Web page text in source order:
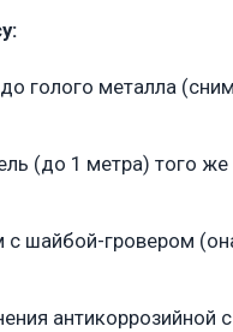
голого металла
(до 1 метра) того
с шайбой-гровером
антикоррозийной